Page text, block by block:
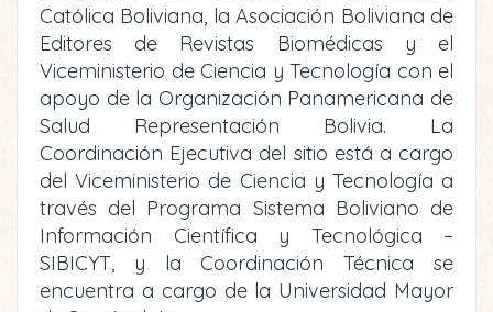
Católica Boliviana, la Asociación Boliviana de
Editores de Revistas Biomédicas y el
Viceministerio de Ciencia y Tecnología con el
apoyo de la Organización Panamericana de
Salud Representación Bolivia. La
Coordinación Ejecutiva del sitio está a cargo
del Viceministerio de Ciencia y Tecnología a
través del Programa Sistema Boliviano de
Información Científica y Tecnológica –
SIBICYT, y la Coordinación Técnica se
encuentra a cargo de la Universidad Mayor